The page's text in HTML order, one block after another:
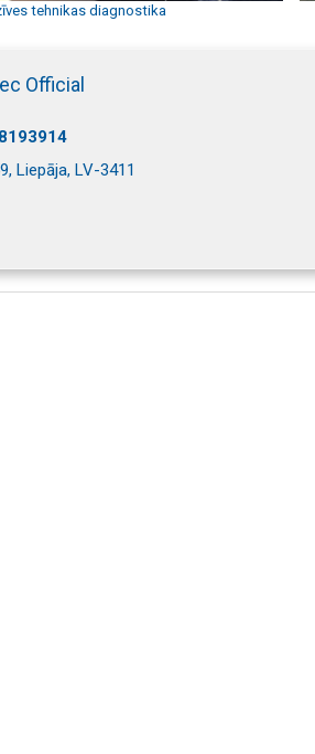
tehnikas diagnostika
Official
Liepāja, LV-3411